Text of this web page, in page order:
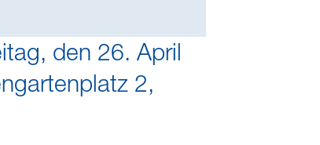
den 26. April
2,